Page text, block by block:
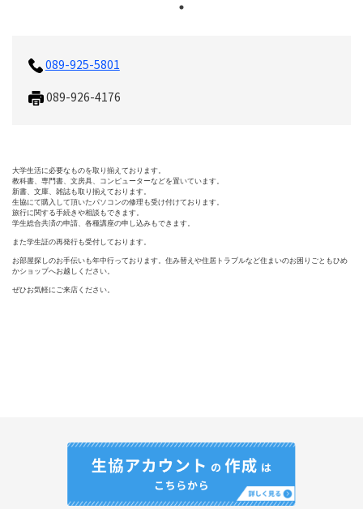
089-925-5801
089-926-4176
大学生活に必要なものを取り揃えております。
教科書、専門書、文房具、コンピューターなどを置いています。
新書、文庫、雑誌も取り揃えております。
生協にて購入して頂いたパソコンの修理も受け付けております。
旅行に関する手続きや相談もできます。
学生総合共済の申請、各種講座の申し込みもできます。
また学生証の再発行も受付しております。
お部屋探しのお手伝いも年中行っております。住み替えや住居トラブルなど住まいのお困りごともひめ
かショップへお越しください。
ぜひお気軽にご来店ください。